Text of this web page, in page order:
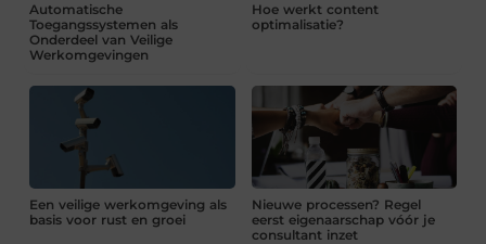
Automatische
Toegangssystemen als
Onderdeel van Veilige
Werkomgevingen
Hoe werkt content
optimalisatie?
Een veilige werkomgeving als
basis voor rust en groei
Nieuwe processen? Regel
eerst eigenaarschap vóór je
consultant inzet